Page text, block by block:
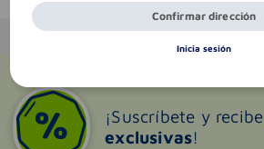
¡Suscríbete y recibe
exclusivas!
Confirmar dirección
Inicia sesión